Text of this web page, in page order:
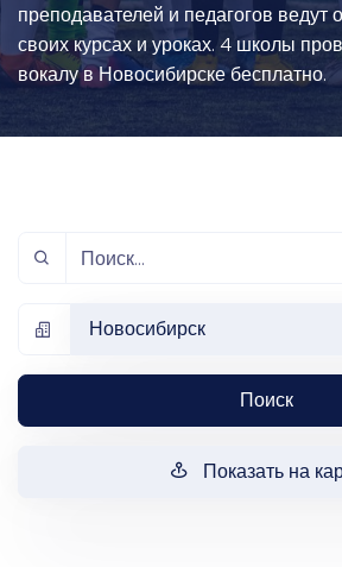
преподавателей и педагогов ведут
своих курсах и уроках. 4 школы
вокалу в Новосибирске бесплатно.
Новосибирск
Поиск
Показать на